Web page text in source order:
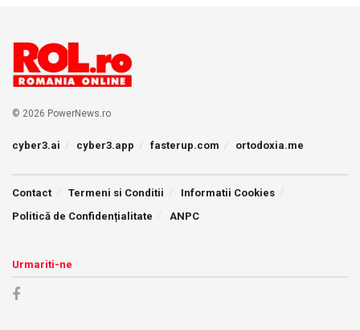
© 2026 PowerNews.ro
cyber3.ai cyber3.app fasterup.com ortodoxia.me
Contact Termeni si Conditii
Informatii Cookies
Politică de Confidențialitate
ANPC
Urmariti-ne